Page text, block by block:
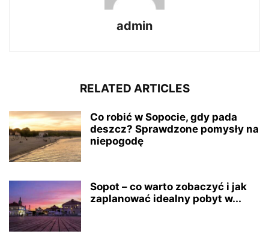
admin
RELATED ARTICLES
Co robić w Sopocie, gdy pada
deszcz? Sprawdzone pomysły na
niepogodę
Sopot – co warto zobaczyć i jak
zaplanować idealny pobyt w...